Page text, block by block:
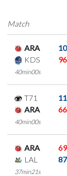
Match
ARA
KDS
96
40min00s
T71
ARA
66
40min00s
ARA
69
LAL
87
37min21s